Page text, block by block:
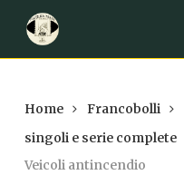
main
Home Francobolli
singoli e serie complete
Veicoli antincendio